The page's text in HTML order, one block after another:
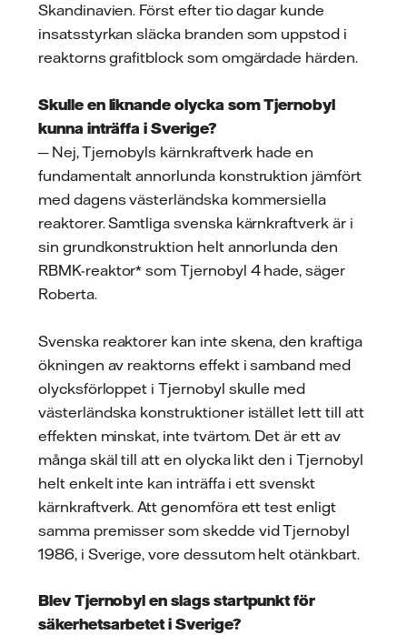
Skandinavien. Först efter tio dagar kunde
insatsstyrkan släcka branden som uppstod i
reaktorns grafitblock som omgärdade härden.
Skulle en liknande olycka som Tjernobyl
kunna inträffa i Sverige?
─ Nej, Tjernobyls kärnkraftverk hade en
fundamentalt annorlunda konstruktion jämfört
med dagens västerländska kommersiella
reaktorer. Samtliga svenska kärnkraftverk är i
sin grundkonstruktion helt annorlunda den
RBMK-reaktor* som Tjernobyl 4 hade, säger
Roberta.
Svenska reaktorer kan inte skena, den kraftiga
ökningen av reaktorns effekt i samband med
olycksförloppet i Tjernobyl skulle med
västerländska konstruktioner istället lett till att
effekten minskat, inte tvärtom. Det är ett av
många skäl till att en olycka likt den i Tjernobyl
helt enkelt inte kan inträffa i ett svenskt
kärnkraftverk. Att genomföra ett test enligt
samma premisser som skedde vid Tjernobyl
1986, i Sverige, vore dessutom helt otänkbart.
Blev Tjernobyl en slags startpunkt för
säkerhetsarbetet i Sverige?